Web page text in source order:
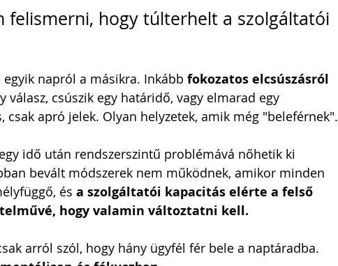
felismerni, hogy túlterhelt a szolgáltatói
napról a másikra. Inkább fokozatos elcsúszásról
válasz, csúszik egy határidő, vagy elmarad egy
csak apró jelek. Olyan helyzetek, amik még "beleférnek".
idő után rendszerszintű problémává nőhetik ki
bevált módszerek nem működnek, amikor minden
és a szolgáltatói kapacitás elérte a felső
hogy valamin változtatni kell.
arról szól, hogy hány ügyfél fér bele a naptáradba.